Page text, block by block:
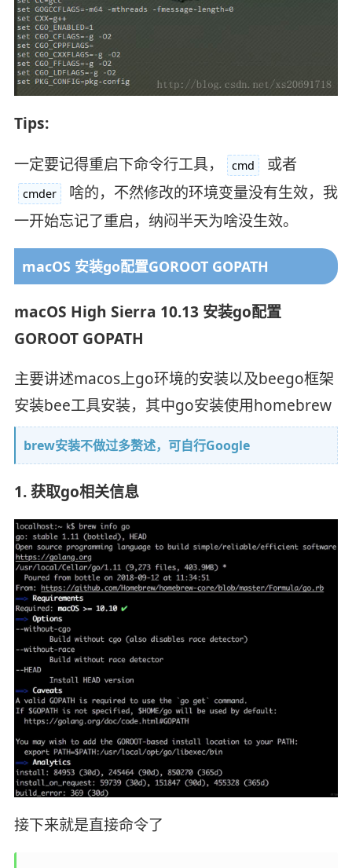
Tips:
一定要记得重启下命令行工具，
cmd 或者
cmder
啥的，不然修改的环境变量没有生效，我
一开始忘记了重启，纳闷半天为啥没生效。
macOS 安装go配置GOROOT GOPATH
macOS High Sierra 10.13 安装go配置
GOROOT GOPATH
主要讲述macos上go环境的安装以及beego框架
安装bee工具安装，其中go安装使用homebrew
brew安装不做过多赘述，可自行Google
1. 获取go相关信息
接下来就是直接命令了